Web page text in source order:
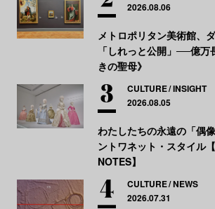
2026.08.06
メトロポリタン美術館、
「しれっと公開」──億
きの聖母》
CULTURE INSIGHT
2026.08.05
わたしたちの永遠の「偶
ントワネット・スタイル
NOTES】
CULTURE NEWS
2026.07.31